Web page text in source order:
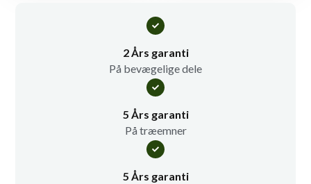
2 Års garanti
På bevægelige dele
5 Års garanti
På træemner
5 Års garanti